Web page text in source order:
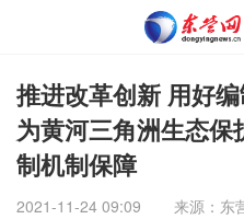
推进改革创新 用好
为黄河三角洲生态
制机制保障
2021-11-24 09:09 来源：东